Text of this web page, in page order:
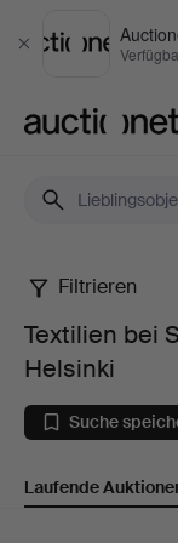
Schließen
Textilien
bei
Filtrieren
Textilien bei
Helsinki
Suche
Laufende